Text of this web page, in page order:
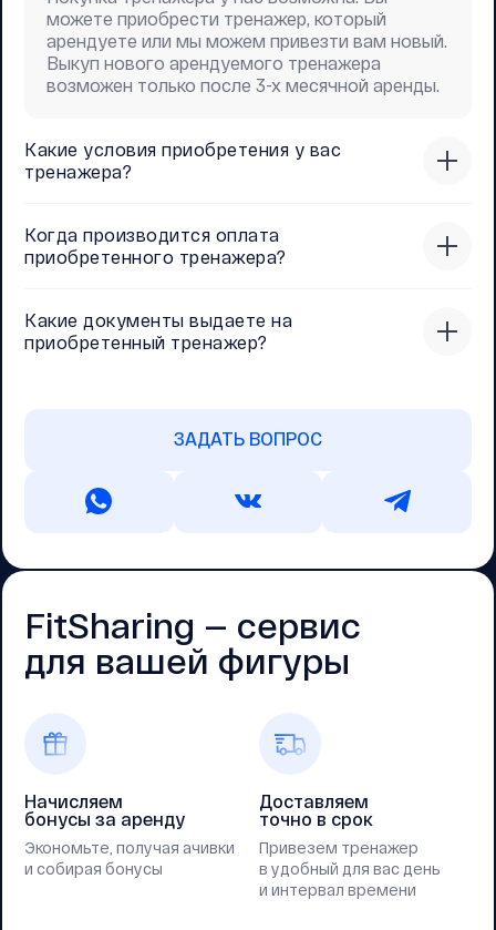
Какие условия приобретения у вас
тренажера?
Когда производится оплата
приобретенного тренажера?
Какие документы выдаете на
приобретенный тренажер?
ЗАДАТЬ ВОПРОС
можете приобрести тренажер, который
арендуете или мы можем привезти вам новый.
Выкуп нового арендуемого тренажера
возможен только после 3-х месячной аренды.
FitSharing — cервис
для вашей фигуры
Начисляем
бонусы за аренду
Экономьте, получая ачивки
и собирая бонусы
Доставляем
точно в срок
Привезем тренажер
в удобный для вас день
и интервал времени